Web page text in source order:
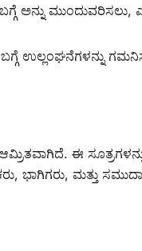
ಅನ್ನು ಮುಂದುವರಿಸಲು,
ಉಲ್ಲಂಘನೆಗಳನ್ನು
ಈ ಸೂತ್ರಗಳನ್ನು
ಭಾಗಿಗರು,